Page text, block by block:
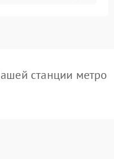
станции метро